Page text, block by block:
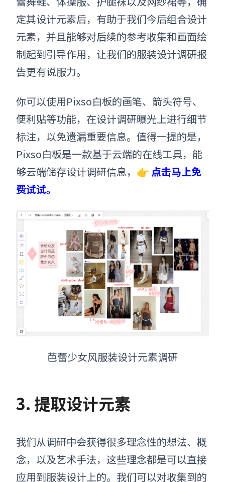
定其设计元素后，有助于我们今后组合设计
元素，并且能够对后续的参考收集和画面绘
制起到引导作用，让我们的服装设计调研报
告更有说服力。
你可以使用Pixso白板的画笔、箭头符号、
便利贴等功能，在设计调研曝光上进行细节
标注，以免遗漏重要信息。值得一提的是，
Pixso白板是一款基于云端的在线工具，能
够云端储存设计调研信息，👉 点击马上免
费试试。
芭蕾少女风服装设计元素调研
3. 提取设计元素
我们从调研中会获得很多理念性的想法、 概
念，以及艺术手法，这些理念都是可以直接
应用到服装设计上的。我们可以对收集到的